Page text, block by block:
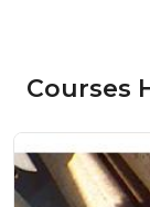
Courses